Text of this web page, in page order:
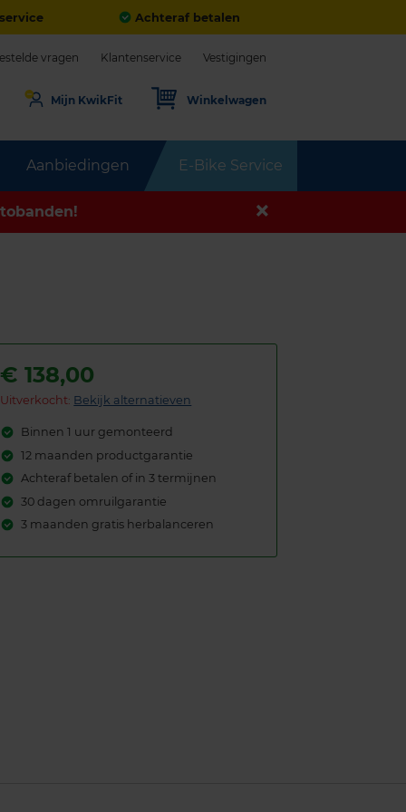
Achteraf betalen
Aanbiedingen E-Bike Service
vragen Klantenservice Vestigingen
Mijn KwikFit Winkelwagen
€138,00
Uitverkocht: Bekijk alternatieven
Binnen 1 uur gemonteerd
12 maanden productgarantie
Achteraf betalen of in 3 termijnen
30 dagen omruilgarantie
3 maanden gratis herbalanceren